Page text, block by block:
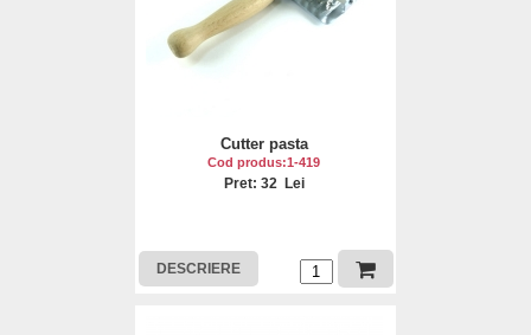
Cutter pasta
Cod produs:1-419
Pret: 32 Lei
DESCRIERE